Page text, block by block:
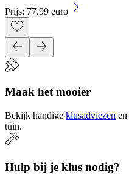
Prijs: 77.99 euro
Maak het mooier
Bekijk handige klusadviezen en
tuin.
Hulp bij je klus nodig?